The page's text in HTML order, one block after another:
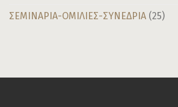
ΣΕΜΙΝΑΡΙΑ-ΟΜΙΛΙΕΣ-ΣΥΝΕΔΡΙΑ (25)